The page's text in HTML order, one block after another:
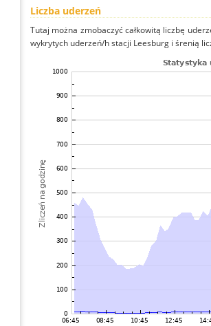
Liczba uderzeń
Tutaj można zmobaczyć całkowitą liczbę
wykrytych uderzeń/h stacji Leesburg i śrenią